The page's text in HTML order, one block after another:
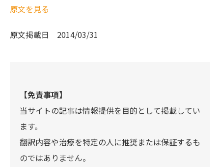
原文を見る
原文掲載日 2014/03/31
【免責事項】
当サイトの記事は情報提供を目的として掲載してい
ます。
翻訳内容や治療を特定の人に推奨または保証するも
のではありません。